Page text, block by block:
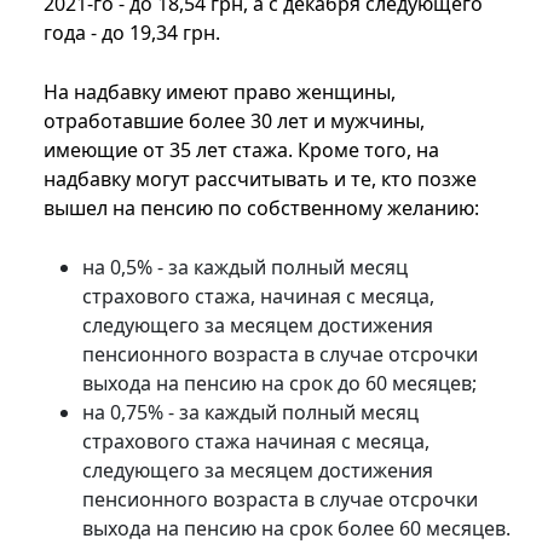
года - до 19,34 грн.
На надбавку имеют право женщины,
отработавшие более 30 лет и мужчины,
имеющие от 35 лет стажа. Кроме того, на
надбавку могут рассчитывать и те, кто позже
вышел на пенсию по собственному желанию:
на 0,5% - за каждый полный месяц
страхового стажа, начиная с месяца,
следующего за месяцем достижения
пенсионного возраста в случае отсрочки
выхода на пенсию на срок до 60 месяцев;
на 0,75% - за каждый полный месяц
страхового стажа начиная с месяца,
следующего за месяцем достижения
пенсионного возраста в случае отсрочки
выхода на пенсию на срок более 60 месяцев.